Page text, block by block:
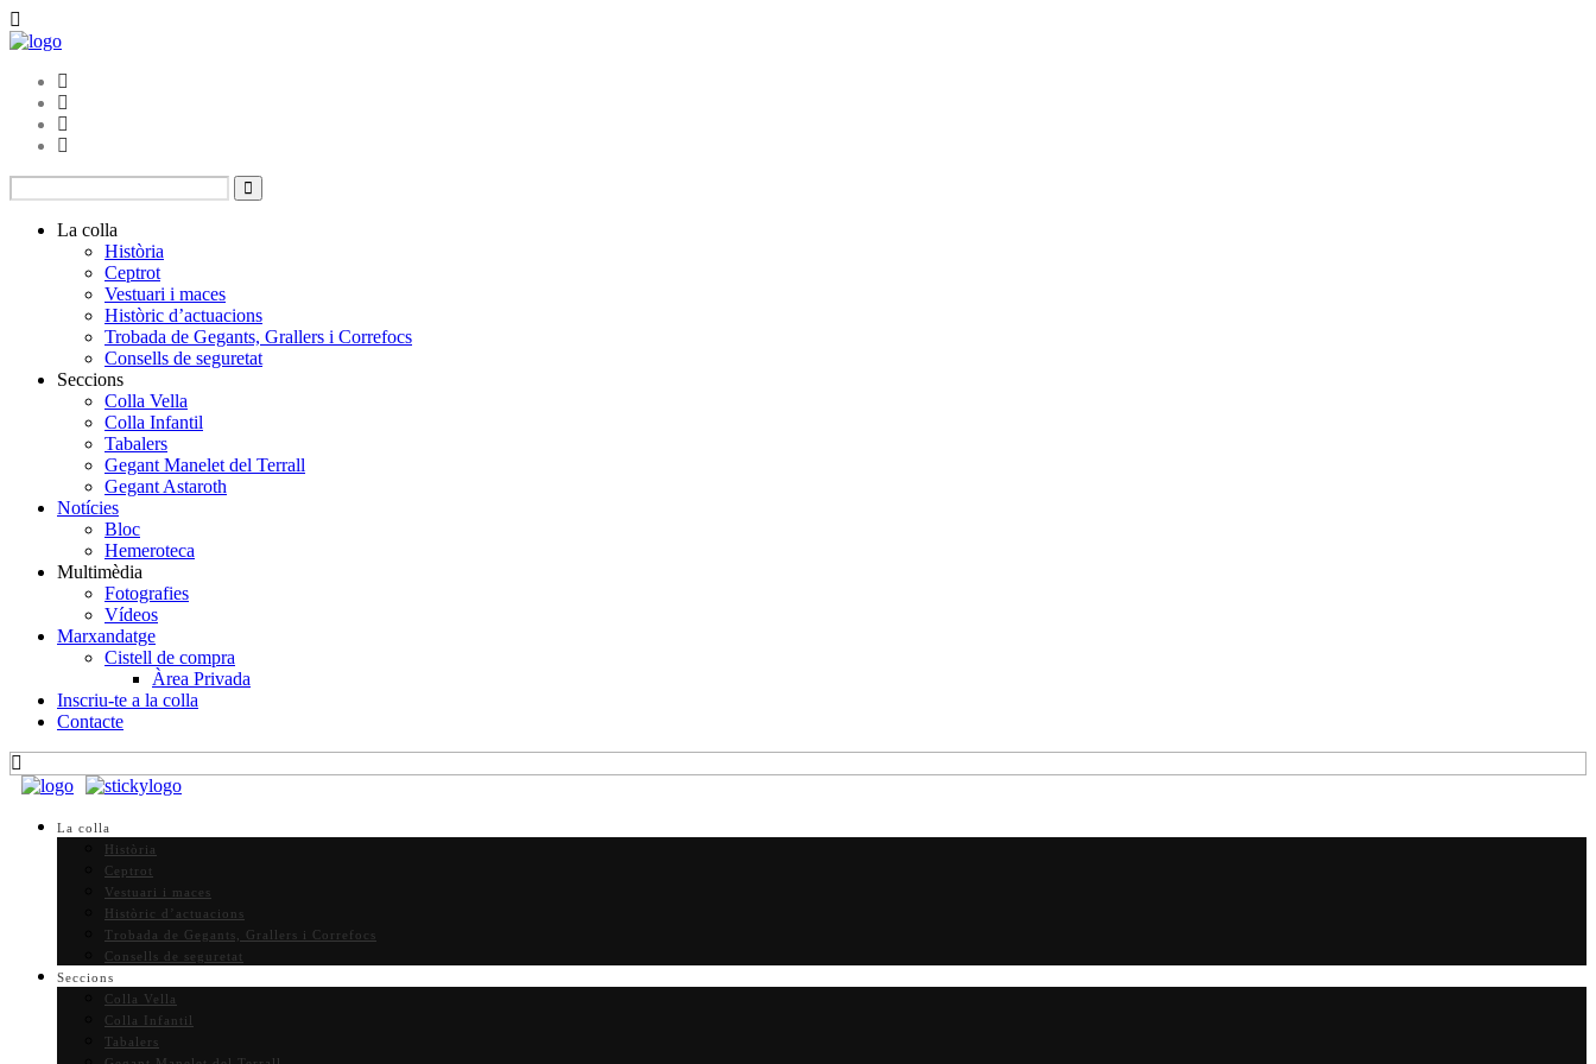
La colla
Història
Ceptrot
Vestuari i maces
Històric d’actuacions
Trobada de Gegants, Grallers i Correfocs
Consells de seguretat
Seccions
Colla Vella
Colla Infantil
Tabalers
Gegant Manelet del Terrall
Gegant Astaroth
Notícies
Bloc
Hemeroteca
Multimèdia
Fotografies
Vídeos
Marxandatge
Cistell de compra
Àrea Privada
Inscriu-te a la colla
Contacte
La colla
Història
Ceptrot
Vestuari i maces
Històric d’actuacions
Trobada de Gegants, Grallers i Correfocs
Consells de seguretat
Seccions
Colla Vella
Colla Infantil
Tabalers